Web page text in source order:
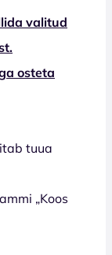
valitud
osteta
tuua
„Koos